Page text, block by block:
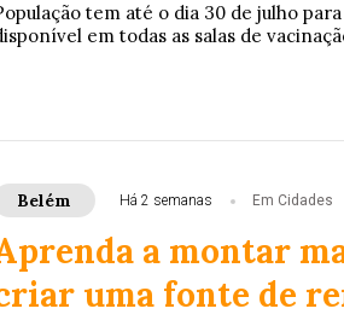
tem até o dia 30 de julho
em todas as salas de
Belém Há 2 semanas Em Cidades
a montar
uma fonte de